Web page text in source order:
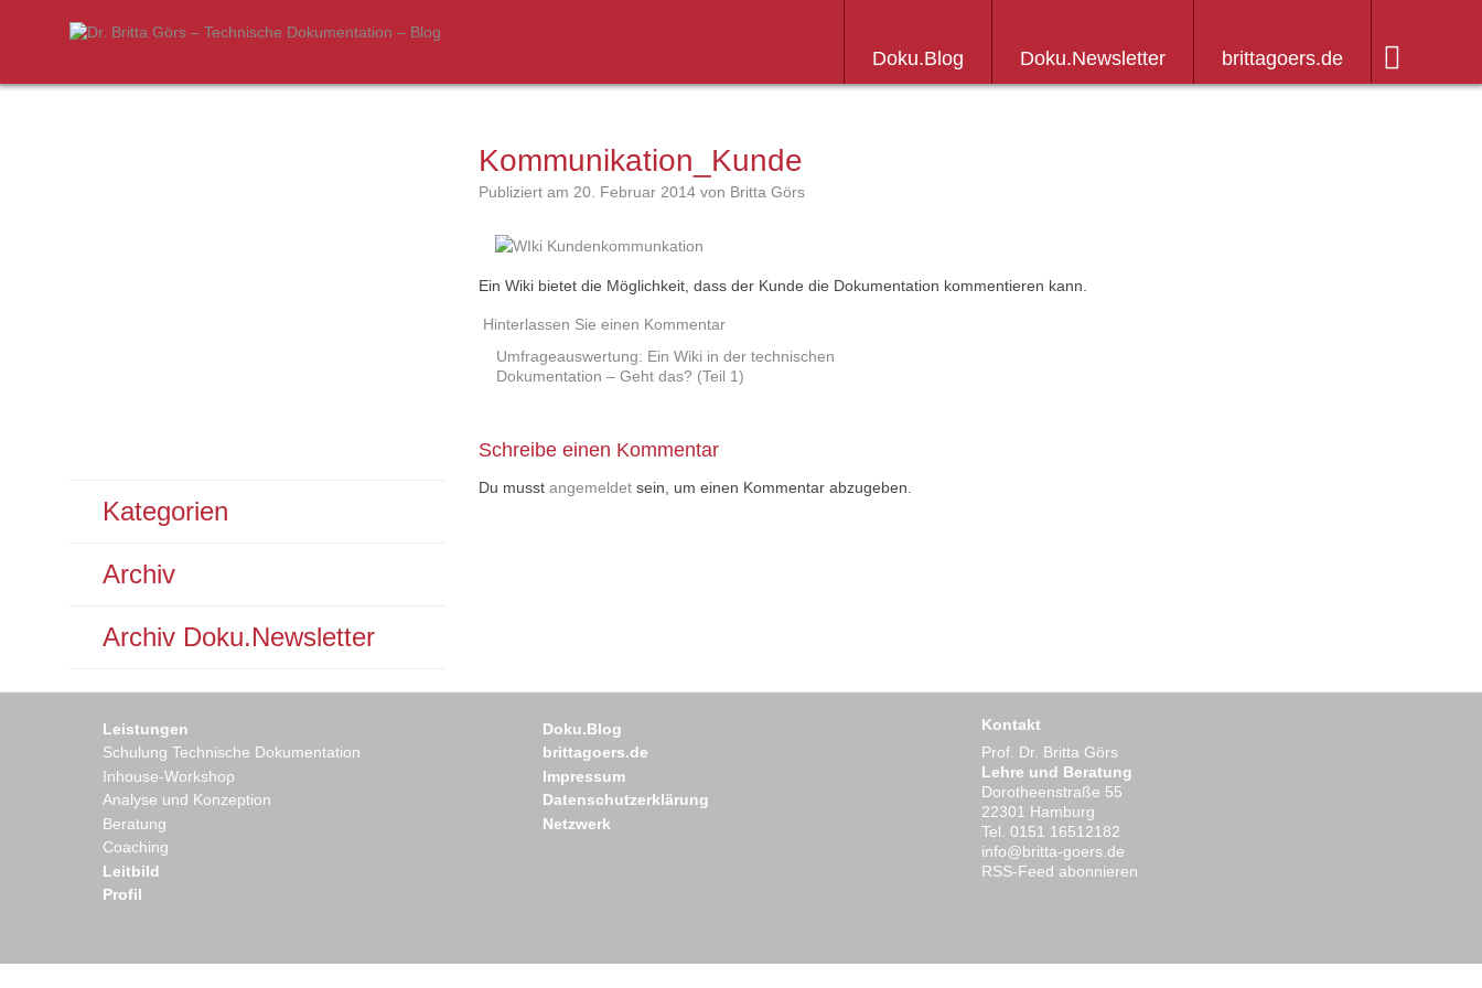
Weiter
Doku.Blog Doku.Newsletter brittagoers.de
Kategorien
Archiv
Archiv Doku.Newsletter
Kommunikation_Kunde
Publiziert am 20. Februar 2014 von Britta Görs
Ein Wiki bietet die Möglichkeit, dass der Kunde die Dokumentation kommentieren kann.
Hinterlassen Sie einen Kommentar
Beitrags
Umfrageauswertung: Ein Wiki in der technischen
Dokumentation – Geht das? (Teil 1)
Schreibe einen Kommentar
Du musstangemeldet sein, um einen Kommentar abzugeben.
Leistungen
Schulung Technische Dokumentation
Inhouse-Workshop
Analyse und Konzeption
Beratung
Coaching
Leitbild
Profil
Doku.Blog
brittagoers.de
Impressum
Datenschutzerklärung
Netzwerk
Kontakt
Prof. Dr. Britta Görs
Lehre und Beratung
Dorotheenstraße 55
22301 Hamburg
Tel. 0151 16512182
ed.sreog-attirb@ofni
RSS-Feed abonnieren